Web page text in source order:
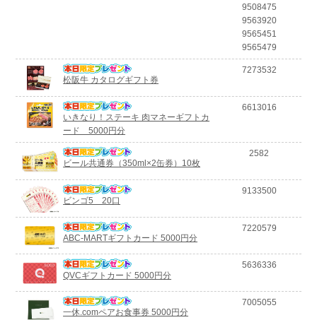
9508475
9563920
9565451
9565479
松阪牛 カタログギフト券
7273532
いきなり！ステーキ 肉マネーギフトカ
ード 5000円分
6613016
ビール共通券（350ml×2缶券）10枚
2582
ビンゴ5 20口
9133500
ABC-MARTギフトカード 5000円分
7220579
QVCギフトカード 5000円分
5636336
一休.comペアお食事券 5000円分
7005055